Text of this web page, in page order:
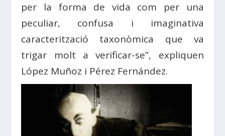
per la forma de vida com per una
peculiar, confusa i imaginativa
caracterització taxonòmica que va
trigar molt a verificar-se”, expliquen
López Muñoz i Pérez Fernández.